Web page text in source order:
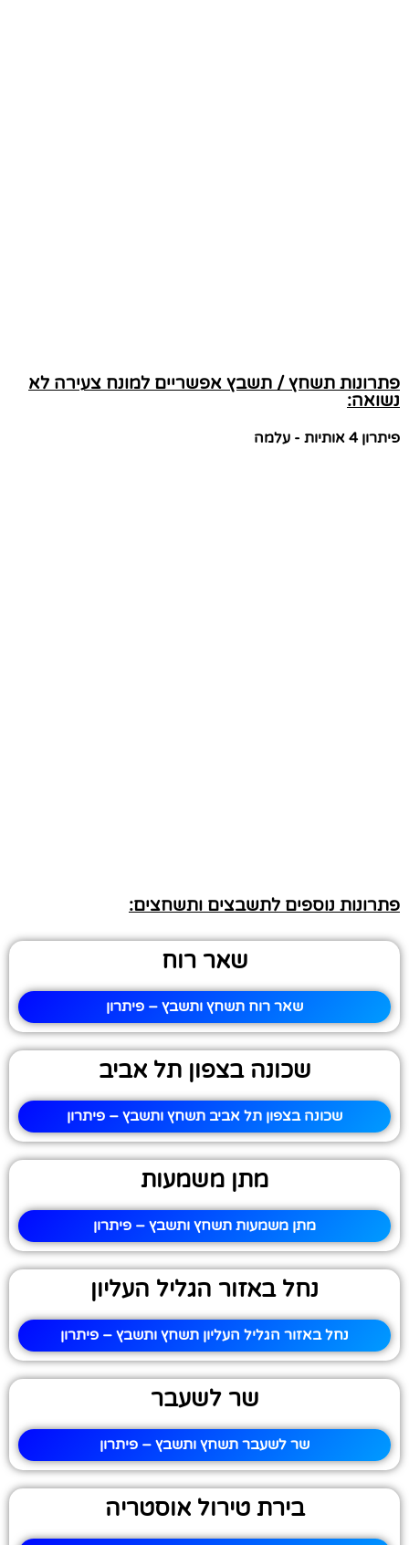
פתרונות תשחץ / תשבץ אפשריים למונח צעירה לא
נשואה:
פיתרון 4 אותיות - עלמה
פתרונות נוספים לתשבצים ותשחצים:
שאר רוח
שאר רוח תשחץ ותשבץ – פיתרון
שכונה בצפון תל אביב
שכונה בצפון תל אביב תשחץ ותשבץ – פיתרון
מתן משמעות
מתן משמעות תשחץ ותשבץ – פיתרון
נחל באזור הגליל העליון
נחל באזור הגליל העליון תשחץ ותשבץ – פיתרון
שר לשעבר
שר לשעבר תשחץ ותשבץ – פיתרון
בירת טירול אוסטריה